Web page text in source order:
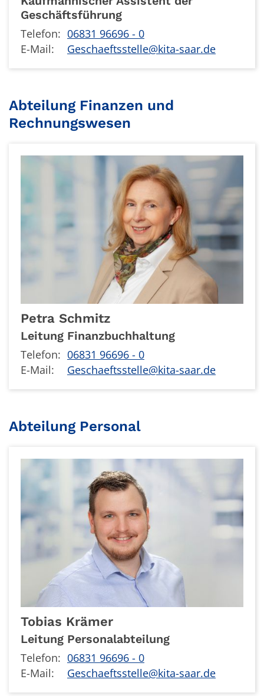
Geschäftsführung
Telefon: 06831 96696 - 0
E-Mail:
Geschaeftsstelle@kita-saar.de
Abteilung Finanzen und
Rechnungswesen
Petra Schmitz
Leitung Finanzbuchhaltung
Telefon: 06831 96696 - 0
E-Mail:
Geschaeftsstelle@kita-saar.de
Abteilung Personal
Tobias Krämer
Leitung Personalabteilung
Telefon: 06831 96696 - 0
E-Mail:
Geschaeftsstelle@kita-saar.de